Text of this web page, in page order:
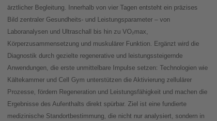
ärztlicher Begleitung. Innerhalb von vier Tagen entsteht ein präzises
Bild zentraler Gesundheits- und Leistungsparameter – von
Laboranalysen und Ultraschall bis hin zu VO₂max,
Körperzusammensetzung und muskulärer Funktion. Ergänzt wird die
Diagnostik durch gezielte regenerative und leistungssteigernde
Anwendungen, die erste unmittelbare Impulse setzen: Technologien wie
Kältekammer und Cell Gym unterstützen die Aktivierung zellulärer
Prozesse, fördern Regeneration und Leistungsfähigkeit und machen die
Ergebnisse des Aufenthalts direkt spürbar. Ziel ist eine fundierte
medizinische Standortbestimmung, die nicht nur analysiert, sondern in